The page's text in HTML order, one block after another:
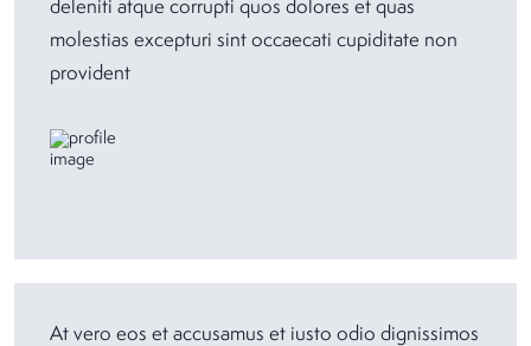
deleniti atque corrupti quos dolores et quas
molestias excepturi sint occaecati cupiditate non
provident
At vero eos et accusamus et iusto odio dignissimos